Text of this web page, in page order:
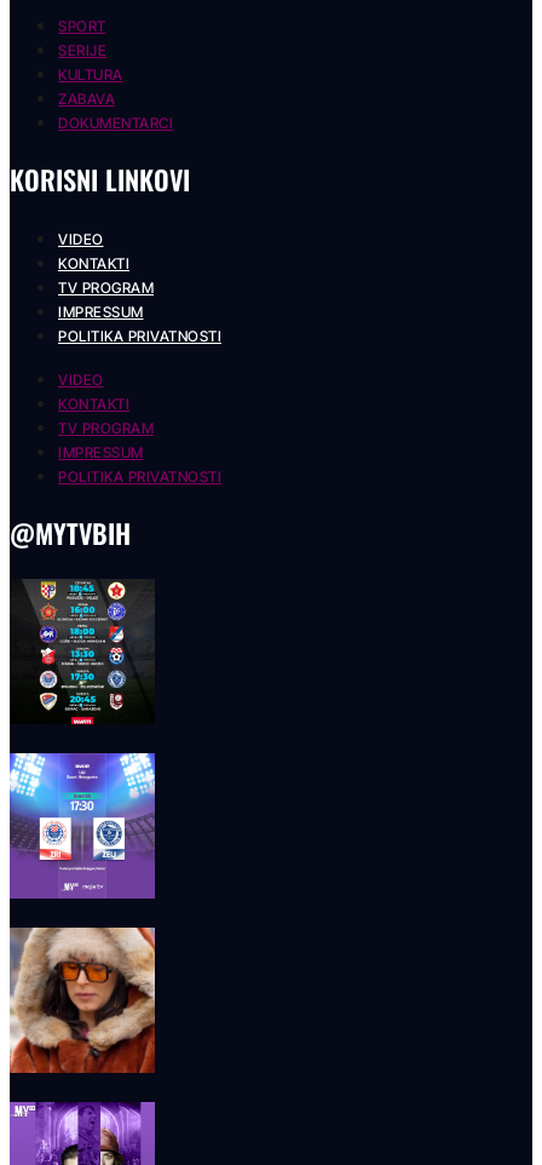
SPORT
SERIJE
KULTURA
ZABAVA
DOKUMENTARCI
KORISNI LINKOVI
VIDEO
KONTAKTI
TV PROGRAM
IMPRESSUM
POLITIKA PRIVATNOSTI
VIDEO
KONTAKTI
TV PROGRAM
IMPRESSUM
POLITIKA PRIVATNOSTI
@MYTVBIH